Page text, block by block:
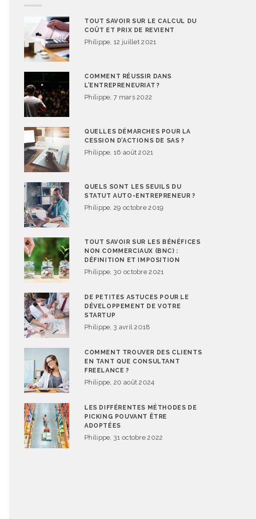
TOUT SAVOIR SUR LE CALCUL DU
COÛT ET PRIX DE REVIENT
Philippe, 12 juillet 2021
COMMENT RÉUSSIR DANS
L’ENTREPRENEURIAT ?
Philippe, 7 mars 2022
QUELLES DÉMARCHES POUR LA
CESSION D’ACTIONS DE SAS ?
Philippe, 16 août 2021
QUELS SONT LES SEUILS DU
STATUT AUTO-ENTREPRENEUR ?
Philippe, 29 octobre 2019
TOUT SAVOIR SUR LES BÉNÉFICES
NON COMMERCIAUX (BNC) :
DÉFINITION ET IMPOSITION
Philippe, 30 octobre 2021
DE PETITES ASTUCES POUR LE
DÉVELOPPEMENT DE VOTRE
STARTUP
Philippe, 3 avril 2018
COMMENT TROUVER DES CLIENTS
EN TANT QUE CONSULTANT
FREELANCE ?
Philippe, 20 août 2024
LES DIFFÉRENTES MÉTHODES DE
PICKING POUVANT ÊTRE
ADOPTÉES
Philippe, 31 octobre 2022